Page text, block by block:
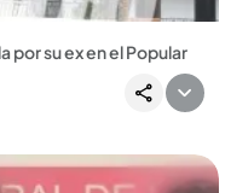
por su ex en el Popular
fue agredida con
también murió....